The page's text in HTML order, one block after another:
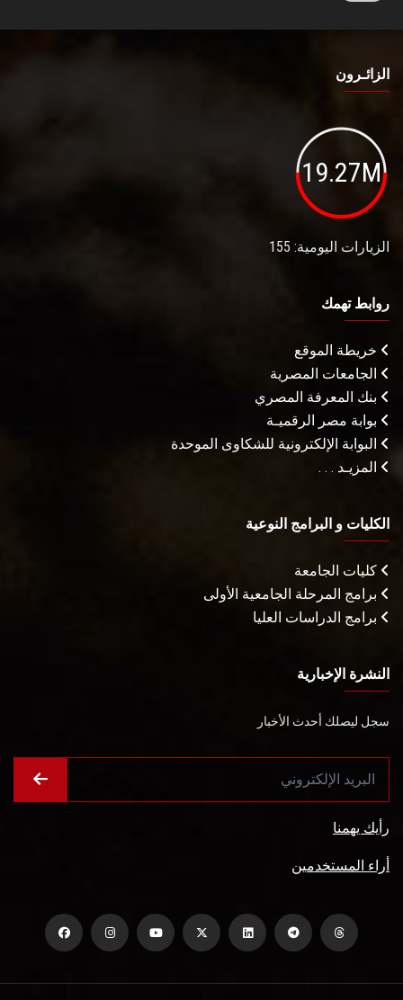
الزائـرون
19.27M
الزيارات اليومية: 155
روابط تهمك
خريطة الموقع
الجامعات المصرية
بنك المعرفة المصري
بوابة مصر الرقميـة
البوابة الإلكترونية للشكاوى الموحدة
المزيـد . . .
الكليات و البرامج النوعية
كليات الجامعة
برامج المرحلة الجامعية الأولى
برامج الدراسات العليا
النشرة الإخبارية
سجل ليصلك أحدث الأخبار
رأيك يهمنا
أراء المستخدمين